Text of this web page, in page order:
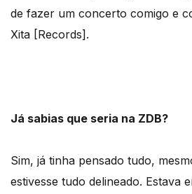
de fazer um concerto comigo e
Xita [Records].
Já sabias que seria na ZDB?
Sim, já tinha pensado tudo,
estivesse tudo delineado. Estava